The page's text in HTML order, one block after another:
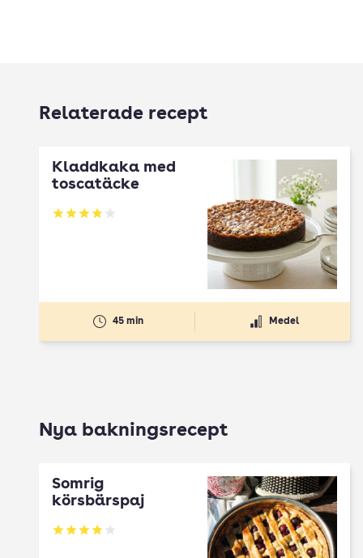
Relaterade recept
Kladdkaka med
toscatäcke
Betyg: 3.87 av 5
45 min Medel
Nya bakningsrecept
Somrig
körsbärspaj
Betyg: 4 av 5